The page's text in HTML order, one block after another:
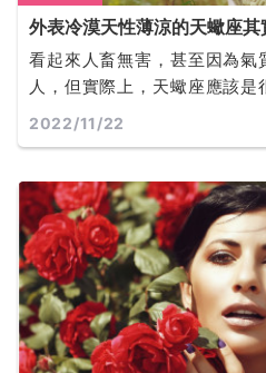
外表冷漠天性薄涼的天蠍座
看起來人畜無害，甚至因為氣
人，但實際上，天蠍座應該
們也確實是可以為了自己的
2022/11/22